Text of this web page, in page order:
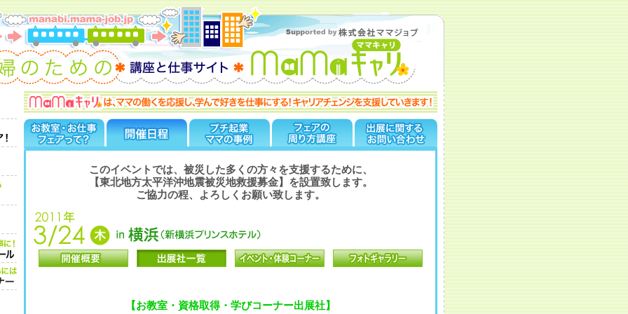
このイベントでは、被災した多くの方々を支援するために、
【東北地方太平洋沖地震被災地救援募金】を設置致します。
ご協力の程、よろしくお願い致します。
【お教室・資格取得・学びコーナー出展社】